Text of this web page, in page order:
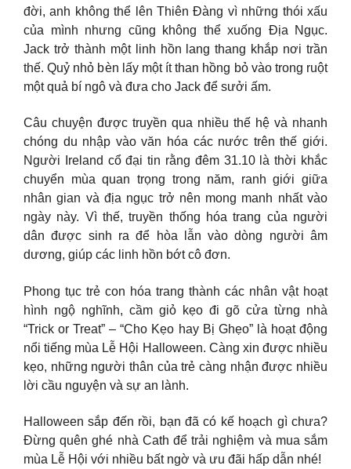
đời, anh không thể lên Thiên Đàng vì những thói xấu
của mình nhưng cũng không thể xuống Địa Ngục.
Jack trở thành một linh hồn lang thang khắp nơi trần
thế. Quỷ nhỏ bèn lấy một ít than hồng bỏ vào trong ruột
một quả bí ngô và đưa cho Jack để sưởi ấm.
Câu chuyện được truyền qua nhiều thế hệ và nhanh
chóng du nhập vào văn hóa các nước trên thế giới.
Người Ireland cổ đại tin rằng đêm 31.10 là thời khắc
chuyển mùa quan trọng trong năm, ranh giới giữa
nhân gian và địa ngục trở nên mong manh nhất vào
ngày này. Vì thế, truyền thống hóa trang của người
dân được sinh ra để hòa lẫn vào dòng người âm
dương, giúp các linh hồn bớt cô đơn.
Phong tục trẻ con hóa trang thành các nhân vật hoạt
hình ngộ nghĩnh, cầm giỏ kẹo đi gõ cửa từng nhà
“Trick or Treat” – “Cho Kẹo hay Bị Ghẹo” là hoạt động
nổi tiếng mùa Lễ Hội Halloween. Càng xin được nhiều
kẹo, những người thân của trẻ càng nhận được nhiều
lời cầu nguyện và sự an lành.
Halloween sắp đến rồi, bạn đã có kế hoạch gì chưa?
Đừng quên ghé nhà Cath để trải nghiệm và mua sắm
mùa Lễ Hội với nhiều bất ngờ và ưu đãi hấp dẫn nhé!